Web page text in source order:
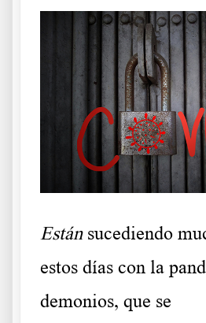
Estánsucediendo
estos días con la
demonios, que se